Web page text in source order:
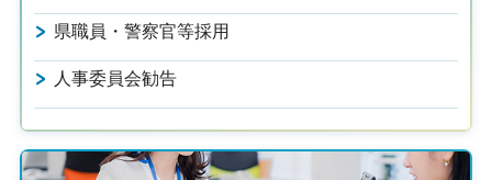
県職員・警察官等採用
人事委員会勧告